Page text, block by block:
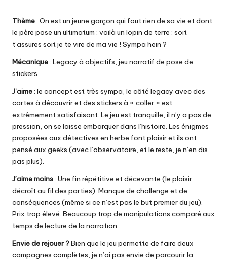
Thème: On est un jeune garçon qui fout rien de sa vie et dont
le père pose un ultimatum : voilà un lopin de terre : soit
t’assures soit je te vire de ma vie ! Sympa hein ?
Mécanique: Legacy à objectifs, jeu narratif de pose de
stickers
J’aime: le concept est très sympa, le côté legacy avec des
cartes à découvrir et des stickers à « coller » est
extrêmement satisfaisant. Le jeu est tranquille, il n’y a pas de
pression, on se laisse embarquer dans l’histoire. Les énigmes
proposées aux détectives en herbe font plaisir et ils ont
pensé aux geeks (avec l’observatoire, et le reste, je n’en dis
pas plus).
J’aime moins: Une fin répétitive et décevante (le plaisir
décroît au fil des parties). Manque de challenge et de
conséquences (même si ce n’est pas le but premier du jeu).
Prix trop élevé. Beaucoup trop de manipulations comparé aux
temps de lecture de la narration.
Envie de rejouer ?Bien que le jeu permette de faire deux
campagnes complètes, je n’ai pas envie de parcourir la